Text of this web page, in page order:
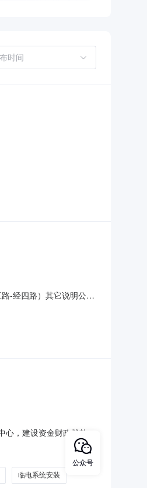
-经四路）其它说明公告
宁夏永宁工业园区主干
，建设资金财政拨款，
莱山新高中建设项目建
22900平方米。本次招标
临电系统安装
公众号